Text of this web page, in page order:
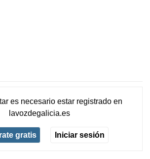
es necesario estar registradoen
lavozdegalicia.es
gratis Iniciar sesión